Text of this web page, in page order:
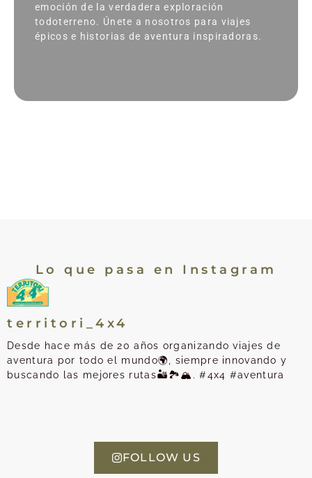
emoción de la verdadera exploración
todoterreno. Únete a nosotros para viajes
épicos e historias de aventura inspiradoras.
Lo que pasa en Instagram
territori_4x4
Desde hace más de 20 años organizando viajes de
aventura por todo el mundo🌍, siempre innovando y
buscando las mejores rutas🏜️🏞️🏔️. #4x4 #aventura
FOLLOW US